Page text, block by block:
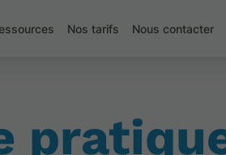
Nos tarifs Nous contacter